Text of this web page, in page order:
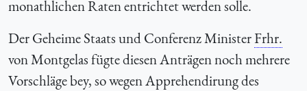
monathlichen Raten entrichtet werden solle.
Der Geheime Staats und Conferenz MinisterFrhr.
von Montgelas fügte diesen Anträgen noch mehrere
Vorschläge bey, so wegen Apprehendirung des